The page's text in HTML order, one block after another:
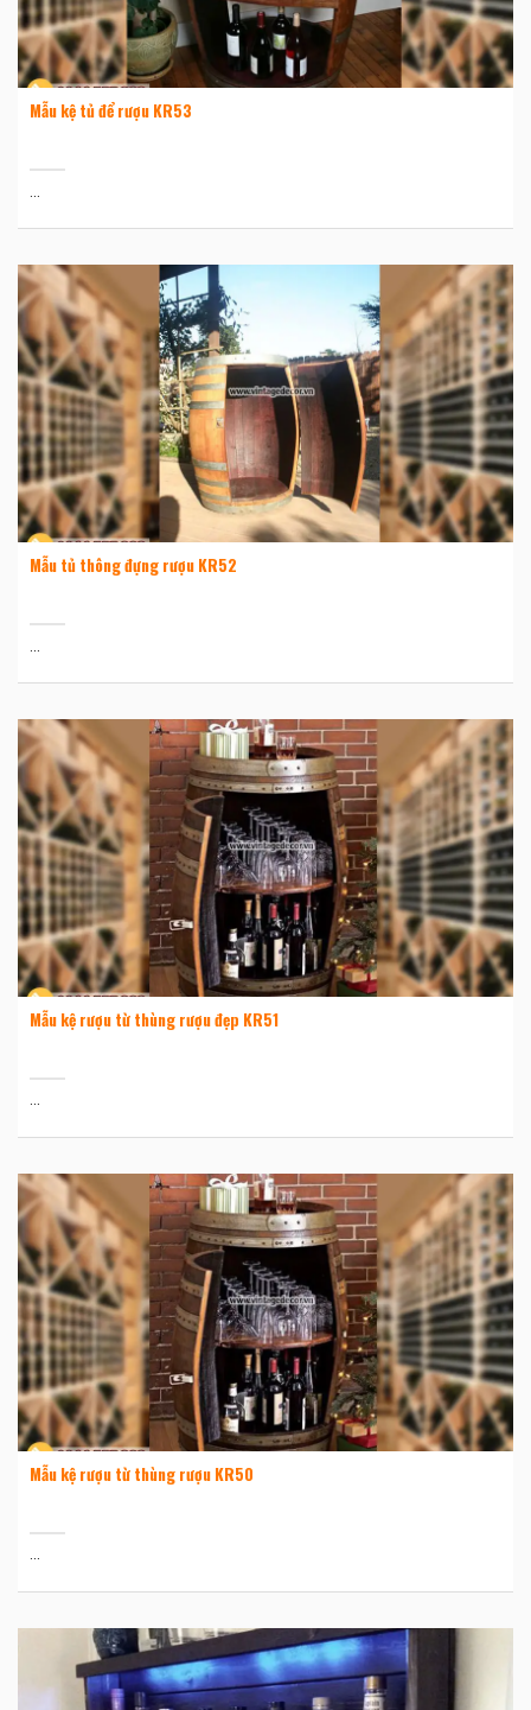
Mẫu kệ tủ để rượu KR53
Mẫu tủ thông đựng rượu KR52
Mẫu kệ rượu từ thùng rượu đẹp KR51
...
Mẫu kệ rượu từ thùng rượu KR50
...